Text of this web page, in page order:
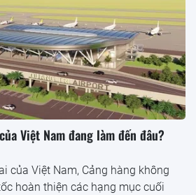
Việt Nam đang làm đến đâu?
của Việt Nam, Cảng hàng không
hoàn thiện các hạng mục cuối